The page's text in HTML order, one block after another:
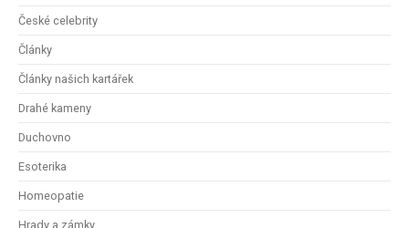
České celebrity
Články
Články našich kartářek
Drahé kameny
Duchovno
Esoterika
Homeopatie
Hrady a zámky